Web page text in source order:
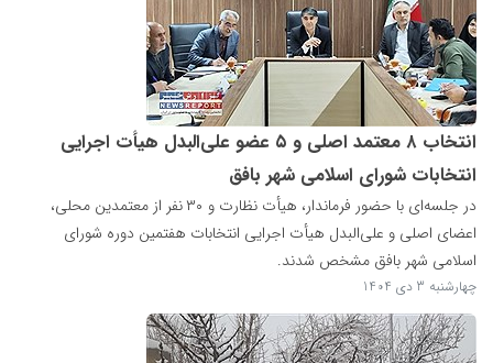
انتخاب ۸ معتمد اصلی و ۵ عضو علی‌البدل هیأت اجرایی
انتخابات شورای اسلامی شهر بافق
در جلسه‌ای با حضور فرماندار، هیأت نظارت و ۳۰ نفر از معتمدین محلی،
اعضای اصلی و علی‌البدل هیأت اجرایی انتخابات هفتمین دوره شورای
اسلامی شهر بافق مشخص شدند.
چهارشنبه 3 دی 1404